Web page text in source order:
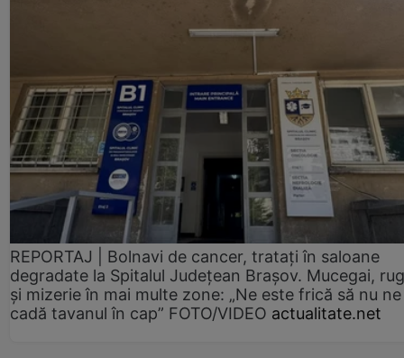
REPORTAJ | Bolnavi de cancer, tratați în saloane
degradate la Spitalul Județean Brașov. Mucegai,
și mizerie în mai multe zone: „Ne este frică să nu ne
cadă tavanul în cap” FOTO/VIDEO actualitate.net